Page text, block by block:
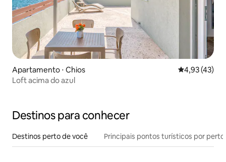
Apartamento ⋅ Chios 4,93 de uma
4,93 (43)
Loft acima do azul
Destinos para conhecer
Destinos perto de você Principais pontos turísticos por perto